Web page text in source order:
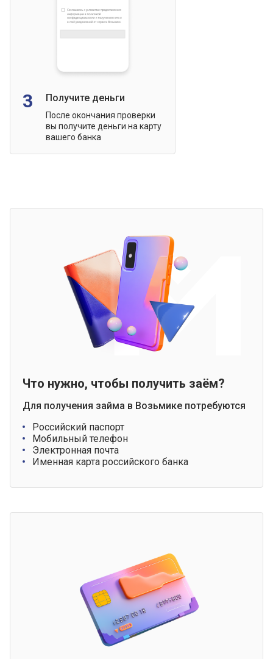
3 Получите деньги
После окончания проверки
вы получите деньги на карту
вашего банка
Что нужно, чтобы получить заём?
Для получения займа в Возьмике потребуются
Российский паспорт
Мобильный телефон
Электронная почта
Именная карта российского банка